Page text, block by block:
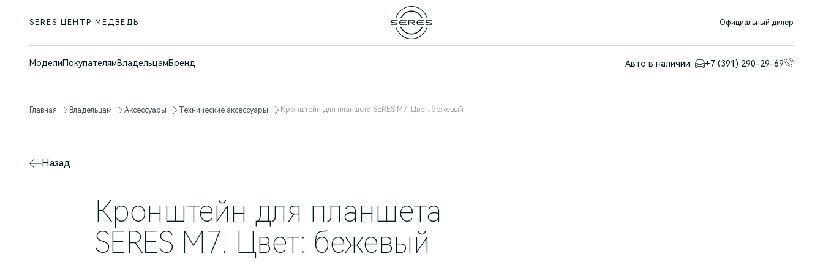
SERES ЦЕНТР МЕДВЕДЬ Официальный дилер
МоделиПокупателямВладельцамБренд Авто в наличии +7 (391) 290-29-69
Главная Владельцам Аксессуары Технические аксессуары Кронштейн для планшета SERES M7. Цвет: бежевый
Назад
Кронштейн для планшета
SERES M7. Цвет: бежевый